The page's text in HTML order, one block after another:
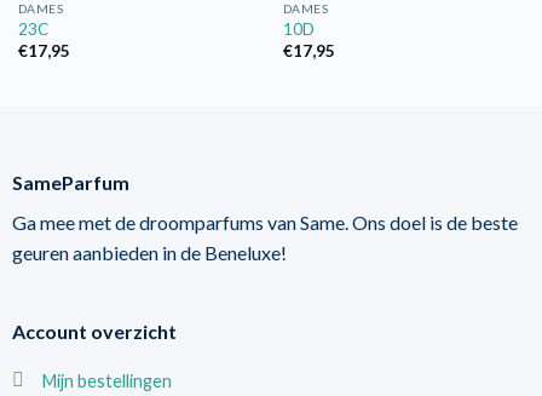
DAMES
23C
€17,95
DAMES
10D
€17,95
SameParfum
Ga mee met de droomparfums van Same. Ons doel is de beste
geuren aanbieden in de Beneluxe!
Account overzicht
Mijn bestellingen